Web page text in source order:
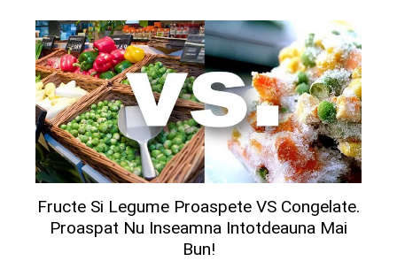
Fructe Si Legume Proaspete VS Congelate.
Proaspat Nu Inseamna Intotdeauna Mai
Bun!